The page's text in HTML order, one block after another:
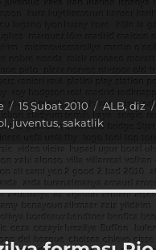
Yayın
tarihi
15 Şubat 2010 Kategoriler
ALB, diz
, juventus, sakatlik